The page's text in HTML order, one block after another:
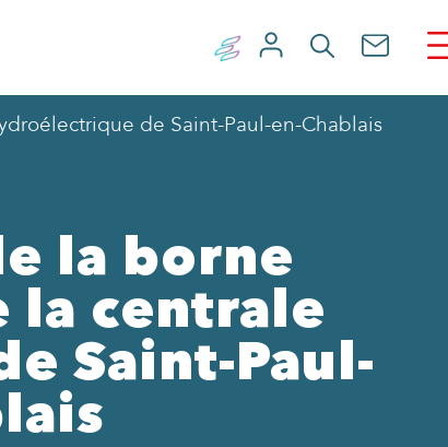
de Saint-Paul-en-Chablais
la borne
la centrale
Saint-Paul-